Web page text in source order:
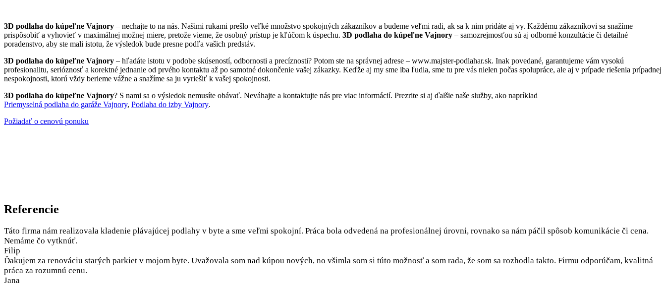
3D podlaha do kúpeľne Vajnory – nechajte to na nás. Našimi rukami prešlo veľké množstvo spokojných zákazníkov a budeme veľmi radi, ak sa k nim pridáte aj vy. Každému zákazníkovi sa snažíme
prispôsobiť a vyhovieť v maximálnej možnej miere, pretože vieme, že osobný prístup je kľúčom k úspechu. 3D podlaha do kúpeľne Vajnory – samozrejmosťou sú aj odborné konzultácie či detailné
poradenstvo, aby ste mali istotu, že výsledok bude presne podľa vašich predstáv.
3D podlaha do kúpeľne Vajnory – hľadáte istotu v podobe skúseností, odbornosti a precíznosti? Potom ste na správnej adrese – www.majster-podlahar.sk. Inak povedané, garantujeme vám vysokú
profesionalitu, serióznosť a korektné jednanie od prvého kontaktu až po samotné dokončenie vašej zákazky. Keďže aj my sme iba ľudia, sme tu pre vás nielen počas spolupráce, ale aj v prípade riešenia prípadnej
nespokojnosti, ktorú vždy berieme vážne a snažíme sa ju vyriešiť k vašej spokojnosti.
3D podlaha do kúpeľne Vajnory? S nami sa o výsledok nemusíte obávať. Neváhajte a kontaktujte nás pre viac informácií. Prezrite si aj ďalšie naše služby, ako napríklad
Priemyselná podlaha do garáže Vajnory, Podlaha do izby Vajnory.
Požiadať o cenovú ponuku
Referencie
Táto firma nám realizovala kladenie plávajúcej podlahy v byte a sme veľmi spokojní. Práca bola odvedená na profesionálnej úrovni, rovnako sa nám páčil spôsob komunikácie či cena.
Nemáme čo vytknúť.
Filip
Ďakujem za renováciu starých parkiet v mojom byte. Uvažovala som nad kúpou nových, no všimla som si túto možnosť a som rada, že som sa rozhodla takto. Firmu odporúčam, kvalitná
práca za rozumnú cenu.
Jana